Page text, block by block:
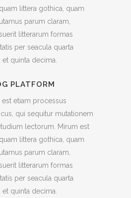
littera gothica, quam
parum claram,
litterarum formas
per seacula quarta
et quinta decima.
PLATFORM
est etiam processus
qui sequitur mutationem
lectorum. Mirum est
littera gothica, quam
parum claram,
litterarum formas
per seacula quarta
et quinta decima.